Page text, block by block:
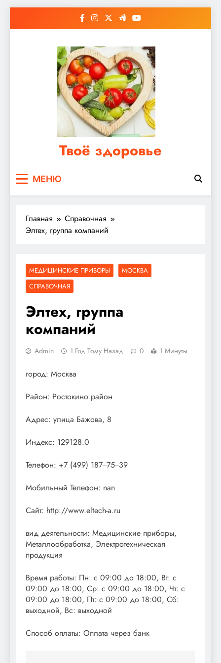
Твоё здоровье
мужском здоровье
МЕНЮ
Главная
Справочная
Элтех, группа компаний
МЕДИЦИНСКИЕ ПРИБОРЫ
МОСКВА
СПРАВОЧНАЯ
Элтех, группа
компаний
Admin 1 Год Тому Назад 0 1 Минуты
город: Москва
Район: Ростокино район
Адрес: улица Бажова, 8
Индекс: 129128.0
Телефон: +7 (499) 187‒75‒39
Мобильный Телефон: nan
Сайт: http://www.eltech-a.ru
вид деятельности: Медицинские приборы,
Металлообработка, Электротехническая
продукция
Время работы: Пн: с 09:00 до 18:00, Вт: с
09:00 до 18:00, Ср: с 09:00 до 18:00, Чт: с
09:00 до 18:00, Пт: с 09:00 до 18:00, Сб:
выходной, Вс: выходной
Способ оплаты: Оплата через банк